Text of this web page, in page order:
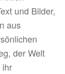
und Bilder,
aus
der Welt
ihr